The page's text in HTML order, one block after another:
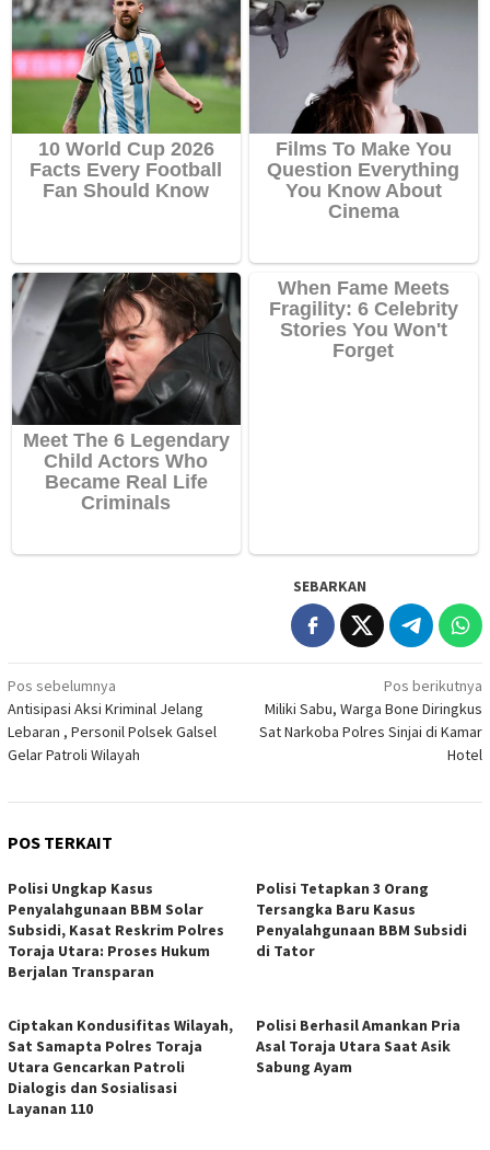
SEBARKAN
Navigasi
pos
Pos sebelumnya
Antisipasi Aksi Kriminal Jelang
Lebaran , Personil Polsek Galsel
Gelar Patroli Wilayah
Pos berikutnya
Miliki Sabu, Warga Bone Diringkus
Sat Narkoba Polres Sinjai di Kamar
Hotel
POS TERKAIT
Polisi Ungkap Kasus
Penyalahgunaan BBM Solar
Subsidi, Kasat Reskrim Polres
Toraja Utara: Proses Hukum
Berjalan Transparan
Polisi Tetapkan 3 Orang
Tersangka Baru Kasus
Penyalahgunaan BBM Subsidi
di Tator
Ciptakan Kondusifitas Wilayah,
Sat Samapta Polres Toraja
Utara Gencarkan Patroli
Dialogis dan Sosialisasi
Layanan 110
Polisi Berhasil Amankan Pria
Asal Toraja Utara Saat Asik
Sabung Ayam